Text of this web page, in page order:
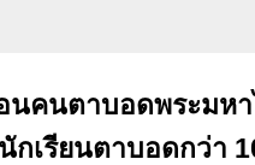
นคนตาบอดพระมห
กเรียนตาบอดกว่า